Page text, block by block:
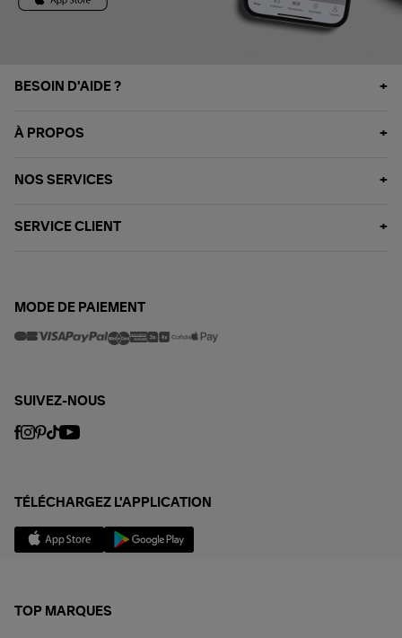
BESOIN D'AIDE ?
À PROPOS
NOS SERVICES
SERVICE CLIENT
MODE DE PAIEMENT
SUIVEZ-NOUS
TÉLÉCHARGEZ L'APPLICATION
TOP MARQUES